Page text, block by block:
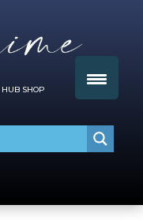
HUB SHOP